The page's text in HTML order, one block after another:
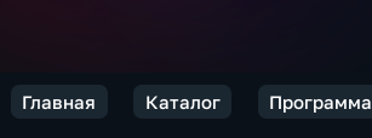
Главная Каталог Программа